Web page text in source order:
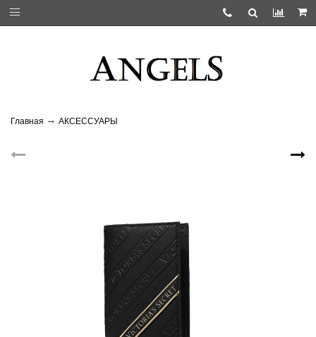
Главная АКСЕССУАРЫ